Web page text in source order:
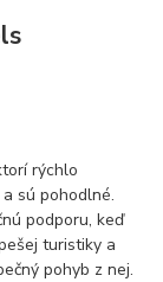
rýchlo
sú pohodlné.
podporu, keď
turistiky a
pohyb z nej.